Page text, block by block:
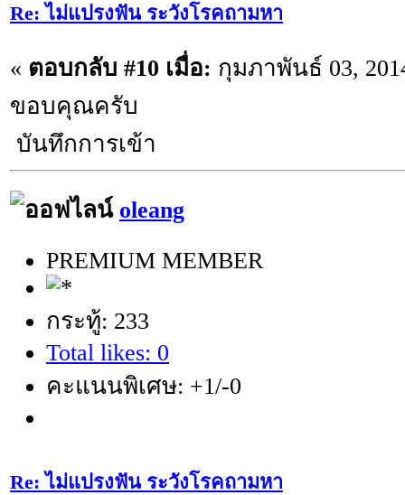
Re: ไม่แปรงฟัน ระวังโรคถามหา
« ตอบกลับ #10 เมื่อ: กุมภาพันธ์ 03,
ขอบคุณครับ
บันทึกการเข้า
oleang
PREMIUM MEMBER
กระทู้: 233
Total likes: 0
คะแนนพิเศษ: +1/-0
Re: ไม่แปรงฟัน ระวังโรคถามหา